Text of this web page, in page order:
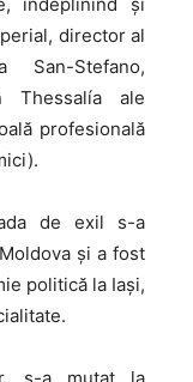
director al
Stefano,
Thessalía ale
profesională
de exil s-a
şi a fost
politică la Iaşi,